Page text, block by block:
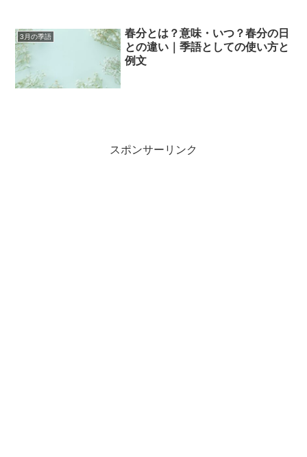
3月の季語
春分とは？意味・いつ？春分の日
との違い｜季語としての使い方と
例文
スポンサーリンク